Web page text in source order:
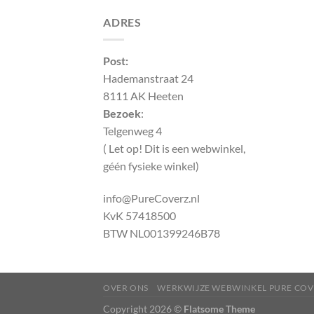
ADRES
Post:
Hademanstraat 24
8111 AK Heeten
Bezoek:
Telgenweg 4
( Let op! Dit is een webwinkel,
géén fysieke winkel)
info@PureCoverz.nl
KvK 57418500
BTW NL001399246B78
OVER ONS WERKWIJZE WEBWINKEL PURE
Copyright 2026 © Flatsome Theme